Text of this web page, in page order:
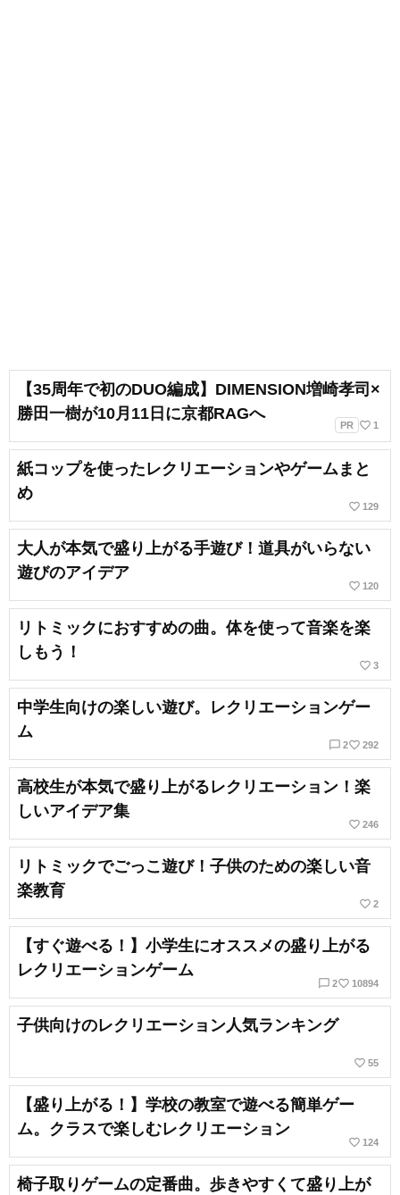
【35周年で初のDUO編成】DIMENSION増崎孝司×
勝田一樹が10月11日に京都RAGへ
PR favorite_border 1
紙コップを使ったレクリエーションやゲームまと
め
favorite_border 129
大人が本気で盛り上がる手遊び！道具がいらない
遊びのアイデア
favorite_border 120
リトミックにおすすめの曲。体を使って音楽を楽
しもう！
favorite_border 3
中学生向けの楽しい遊び。レクリエーションゲー
ム
chat_bubble_outline 2favorite_border 292
高校生が本気で盛り上がるレクリエーション！楽
しいアイデア集
favorite_border 246
リトミックでごっこ遊び！子供のための楽しい音
楽教育
favorite_border 2
【すぐ遊べる！】小学生にオススメの盛り上がる
レクリエーションゲーム
chat_bubble_outline 2favorite_border 10894
子供向けのレクリエーション人気ランキング
favorite_border 55
【盛り上がる！】学校の教室で遊べる簡単ゲー
ム。クラスで楽しむレクリエーション
favorite_border 124
椅子取りゲームの定番曲。歩きやすくて盛り上が